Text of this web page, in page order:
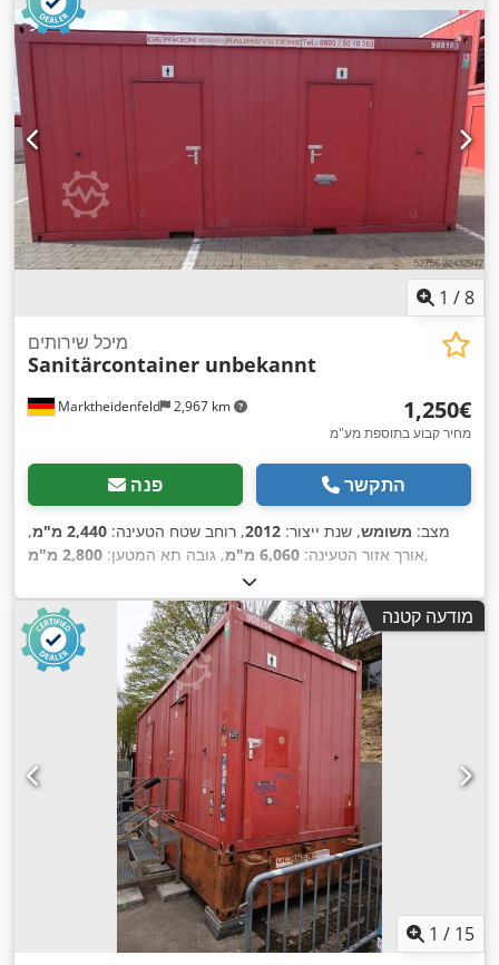
1 /8
Marktheidenfeld 2,967 km
מיכל שירותים
Sanitärcontainer unbekannt
‏1,250 ‏€
מחיר קבוע בתוספת מע"מ
פנה התקשר
מצב: משומש, שנת ייצור: 2012, רוחב שטח הטעינה: 2,440 מ"מ
,
אורך אזור הטעינה: 6,060 מ"מ , גובה תא המטען: 2,800 מ"מ ,
מודעה קטנה
1 / 15